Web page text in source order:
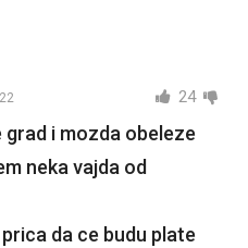
24
i mozda obeleze
neka vajda od
da ce budu plate